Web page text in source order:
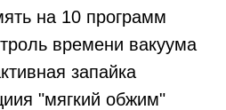
на 10 программ
времени вакуума
запайка
"мягкий обжим"